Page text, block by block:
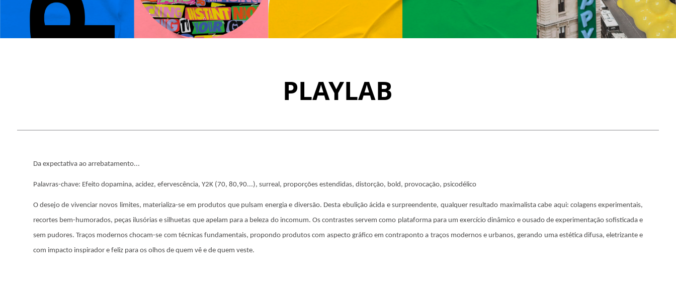
PLAYLAB
Da expectativa ao arrebatamento...
Palavras-chave: Efeito dopamina, acidez, efervescência, Y2K (70, 80,90...), surreal, proporções estendidas, distorção, bold, provocação, psicodélico
O desejo de vivenciar novos limites, materializa-se em produtos que pulsam energia e diversão. Desta ebulição ácida e surpreendente, qualquer resultado maximalista cabe aqui: colagens experimentais,
recortes bem-humorados, peças ilusórias e silhuetas que apelam para a beleza do incomum. Os contrastes servem como plataforma para um exercício dinâmico e ousado de experimentação sofisticada e
sem pudores. Traços modernos chocam-se com técnicas fundamentais, propondo produtos com aspecto gráfico em contraponto a traços modernos e urbanos, gerando uma estética difusa, eletrizante e
com impacto inspirador e feliz para os olhos de quem vê e de quem veste.